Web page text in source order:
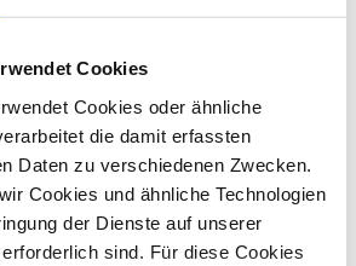
Cookies
Cookies oder ähnliche
die damit erfassten
Daten zu verschiedenen Zwecken.
Cookies und ähnliche Technologien
der Dienste auf unserer
sind. Für diese Cookies